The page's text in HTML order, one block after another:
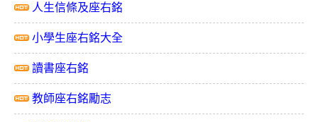
人生信條及座右銘
小學生座右銘大全
讀書座右銘
教師座右銘勵志